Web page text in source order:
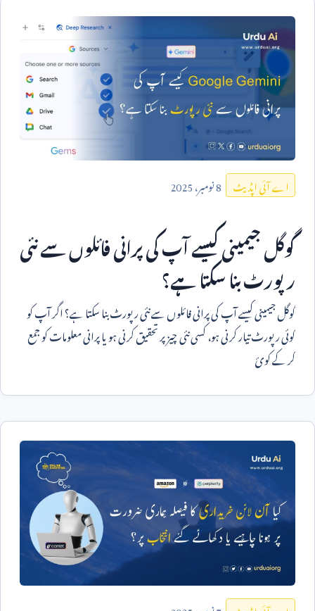
اے آئی اپڈیٹ 8نومبر،2025
گوگل جیمینی کیسے آپ کی پرانی فائلوں سے نئی
رپورٹ بنا سکتا ہے؟
گوگل جیمینی کیسے آپ کی پرانی فائلوں سے نئی رپورٹ بنا سکتا ہے؟ اگر آپ کو
کوئی رپورٹ تیار کرنی ہو، کسی نئی چیز پر تحقیق کرنی ہو یا پرانی معلومات کو جمع
کر کے کوئ